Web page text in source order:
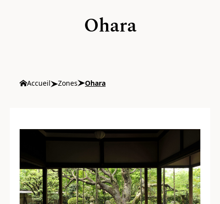
Ohara
Accueil Zones Ohara